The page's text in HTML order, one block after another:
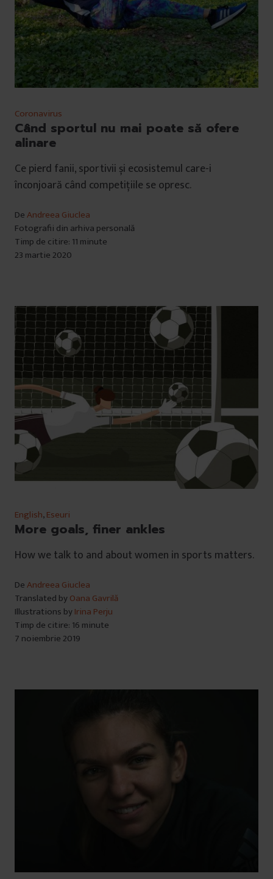
Coronavirus
Când sportul nu mai poate să ofere
alinare
Ce pierd fanii, sportivii și ecosistemul care-i
înconjoară când competițiile se opresc.
DeAndreea Giuclea
Fotografii din arhiva personală
Timp de citire: 11 minute
23 martie 2020
English,Eseuri
More goals, finer ankles
How we talk to and about women in sports matters.
DeAndreea Giuclea
Translated byOana Gavrilă
Illustrations byIrina Perju
Timp de citire: 16 minute
7 noiembrie 2019